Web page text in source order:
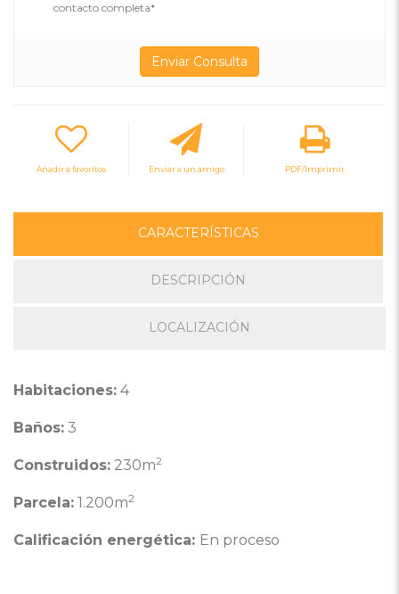
contacto completa*
Añadir a favoritos Enviar a un amigo PDF/Imprimir
CARACTERÍSTICAS
DESCRIPCIÓN
LOCALIZACIÓN
Habitaciones: 4
Baños: 3
Construidos: 230m2
Parcela: 1.200m2
Calificación energética: En proceso